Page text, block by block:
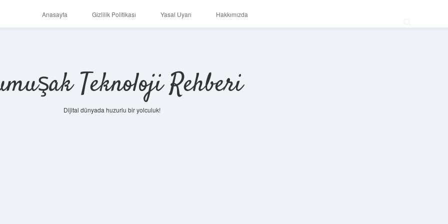
Anasayfa Gizlilik Politikası Yasal Uyarı Hakkımızda
Teknoloji Rehberi
Dijital dünyada huzurlu bir yolculuk!